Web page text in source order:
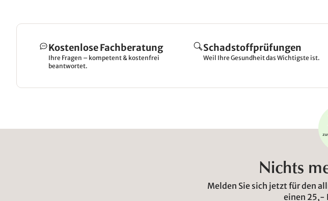
Kostenlose Fachberatung
Ihre Fragen – kompetent & kostenfrei
beantwortet.
Schadstoffprüfungen
Weil Ihre Gesundheit das Wichtigste ist.
Nichts
Melden Sie sich jetzt für den
einen 25,-